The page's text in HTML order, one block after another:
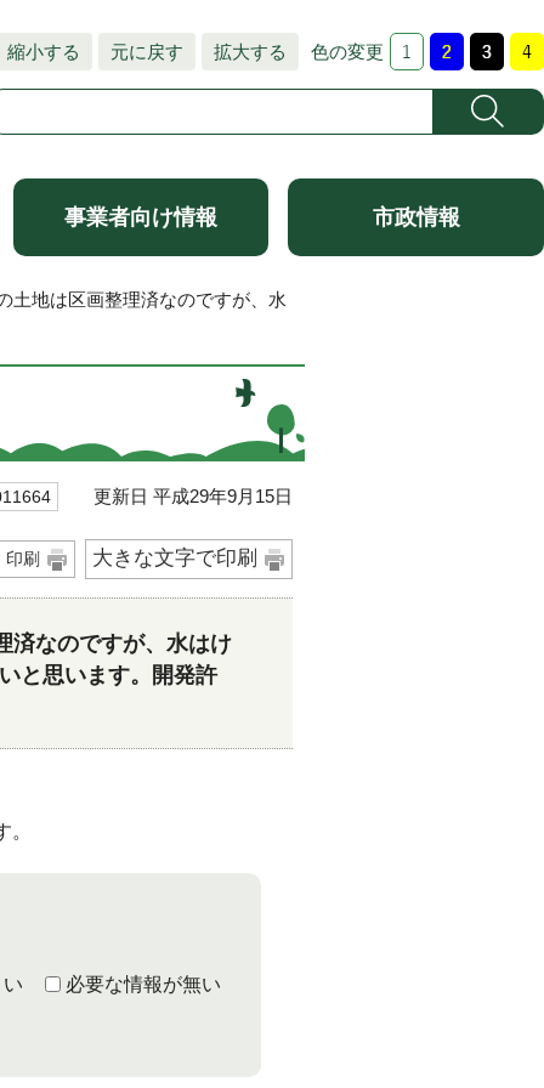
縮小する 元に戻す 拡大する 色の変更
事業者向け情報 市政情報
土地は区画整理済なのですが、水
更新日 平成29年9月15日
印刷 大きな文字で印刷
済なのですが、水はけ
と思います。開発許
必要な情報が無い